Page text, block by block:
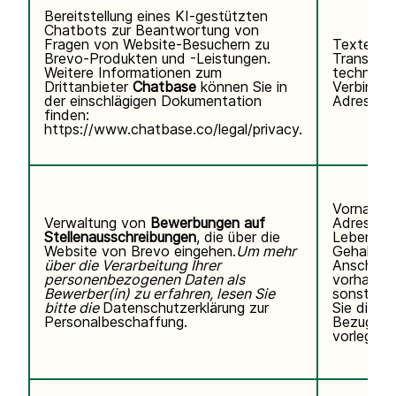
Bereitstellung eines KI-gestützten
Chatbots zur Beantwortung von
Fragen von Website-Besuchern zu
Brevo-Produkten und -Leistungen.
Weitere Informationen zum
Drittanbieter Chatbase können Sie in
der einschlägigen Dokumentation
finden:
https://www.chatbase.co/legal/privacy.
Adresse,
Verwaltung von Bewerbungen auf
Stellenausschreibungen, die über die
Website von Brevo eingehen.Um mehr
über die Verarbeitung Ihrer
personenbezogenen Daten als
Bewerber(in) zu erfahren, lesen Sie
bitte die Datenschutzerklärung zur
Personalbeschaffung.
Adresse,
Sie
Bezug
vorlegen.